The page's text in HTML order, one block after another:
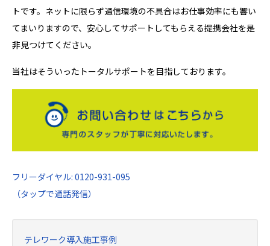
トです。ネットに限らず通信環境の不具合はお仕事効率にも響い
てまいりますので、安心してサポートしてもらえる提携会社を是
非見つけてください。
当社はそういったトータルサポートを目指しております。
フリーダイヤル: 0120-931-095
（タップで通話発信）
テレワーク導入施工事例